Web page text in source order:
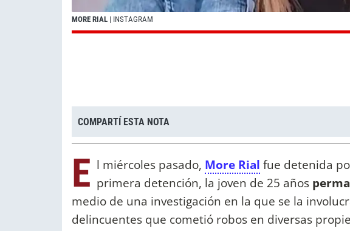
MORE RIAL | INSTAGRAM
COMPARTÍ ESTA NOTA
E l miércoles pasado, More Rial fue detenida
primera detención, la joven de 25 años
medio de una investigación en la que se la
delincuentes que cometió robos en diversas